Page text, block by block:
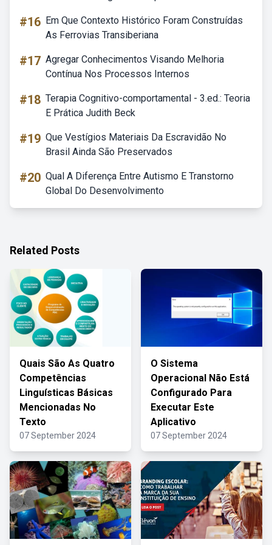
#16 Em Que Contexto Histórico Foram Construídas
As Ferrovias Transiberiana
#17 Agregar Conhecimentos Visando Melhoria
Contínua Nos Processos Internos
#18 Terapia Cognitivo-comportamental - 3.ed.: Teoria
E Prática Judith Beck
#19 Que Vestígios Materiais Da Escravidão No
Brasil Ainda São Preservados
#20 Qual A Diferença Entre Autismo E Transtorno
Global Do Desenvolvimento
Related Posts
Quais São As Quatro
Competências
Linguísticas Básicas
Mencionadas No
Texto
07 September 2024
O Sistema
Operacional Não Está
Configurado Para
Executar Este
Aplicativo
07 September 2024